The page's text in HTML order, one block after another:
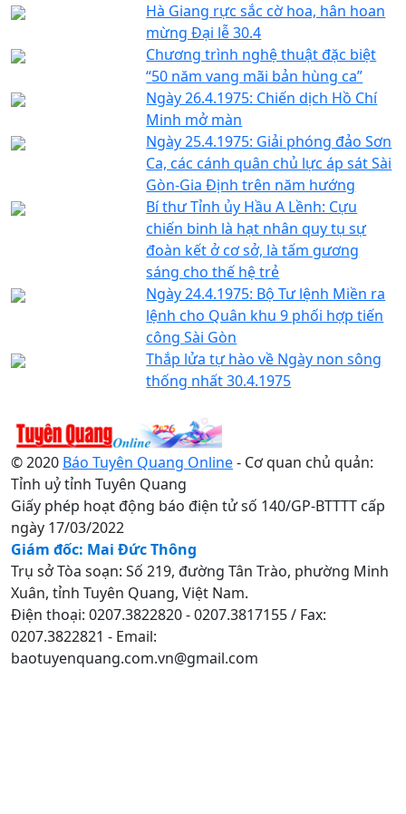
Hà Giang rực sắc cờ hoa, hân hoan
mừng Đại lễ 30.4
Chương trình nghệ thuật đặc biệt
“50 năm vang mãi bản hùng ca”
Ngày 26.4.1975: Chiến dịch Hồ Chí
Minh mở màn
Ngày 25.4.1975: Giải phóng đảo Sơn
Ca, các cánh quân chủ lực áp sát Sài
Gòn-Gia Định trên năm hướng
Bí thư Tỉnh ủy Hầu A Lềnh: Cựu
chiến binh là hạt nhân quy tụ sự
đoàn kết ở cơ sở, là tấm gương
sáng cho thế hệ trẻ
Ngày 24.4.1975: Bộ Tư lệnh Miền ra
lệnh cho Quân khu 9 phối hợp tiến
công Sài Gòn
Thắp lửa tự hào về Ngày non sông
thống nhất 30.4.1975
© 2020 Báo Tuyên Quang Online- Cơ quan chủ quản:
Tỉnh uỷ tỉnh Tuyên Quang
Giấy phép hoạt động báo điện tử số 140/GP-BTTTT cấp
ngày 17/03/2022
Giám đốc: Mai Đức Thông
Trụ sở Tòa soạn: Số 219, đường Tân Trào, phường Minh
Xuân, tỉnh Tuyên Quang, Việt Nam.
Điện thoại: 0207.3822820 - 0207.3817155 / Fax:
0207.3822821 - Email:
baotuyenquang.com.vn@gmail.com